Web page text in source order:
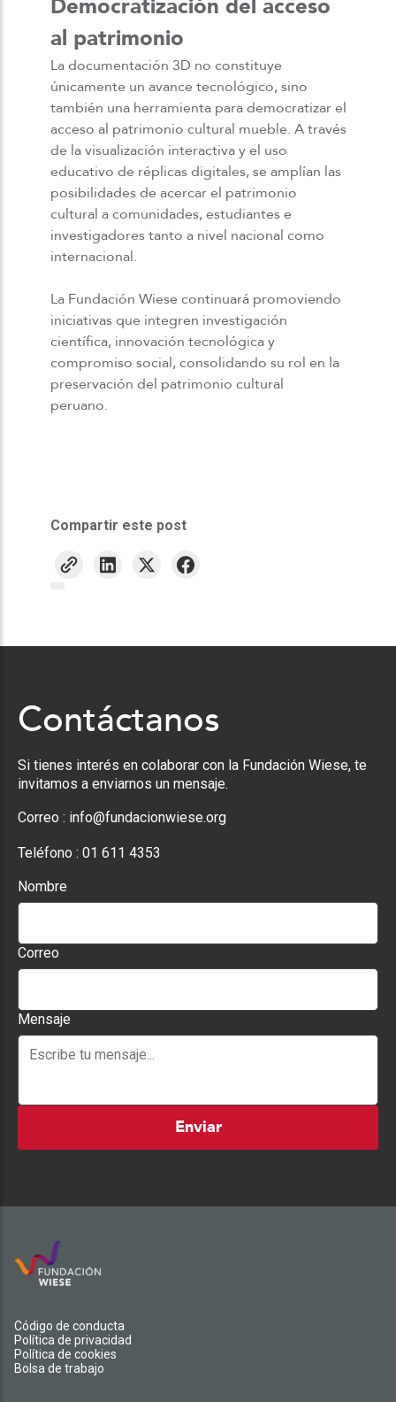
Democratización del acceso
al patrimonio
La documentación 3D no constituye
únicamente un avance tecnológico, sino
también una herramienta para democratizar el
acceso al patrimonio cultural mueble. A través
de la visualización interactiva y el uso
educativo de réplicas digitales, se amplían las
posibilidades de acercar el patrimonio
cultural a comunidades, estudiantes e
investigadores tanto a nivel nacional como
internacional.
La Fundación Wiese continuará promoviendo
iniciativas que integren investigación
científica, innovación tecnológica y
compromiso social, consolidando su rol en la
preservación del patrimonio cultural
peruano.
Compartir este post
Contáctanos
Si tienes interés en colaborar con la Fundación Wiese, te
invitamos a enviarnos un mensaje.
Correo : info@fundacionwiese.org
Teléfono : 01 611 4353
Nombre
Correo
Mensaje
Enviar
Código de conducta
Política de privacidad
Política de cookies
Bolsa de trabajo